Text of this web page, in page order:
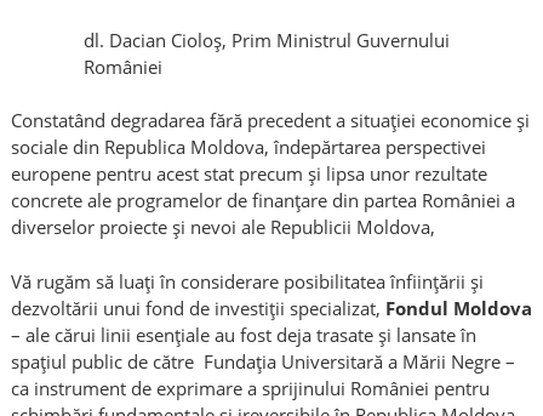
dl. Dacian Cioloș, Prim Ministrul Guvernului
României
Constatând degradarea fără precedent a situației economice și
sociale din Republica Moldova, îndepărtarea perspectivei
europene pentru acest stat precum și lipsa unor rezultate
concrete ale programelor de finanțare din partea României a
diverselor proiecte și nevoi ale Republicii Moldova,
Vă rugăm să luați în considerare posibilitatea înființării și
dezvoltării unui fond de investiții specializat, Fondul Moldova
– ale cărui linii esențiale au fost deja trasate și lansate în
spațiul public de către Fundația Universitară a Mării Negre –
ca instrument de exprimare a sprijinului României pentru